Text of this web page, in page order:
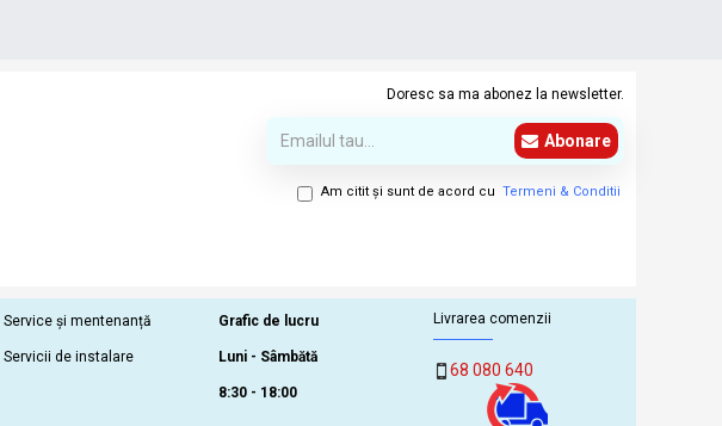
Doresc sa ma abonez la newsletter.
Abonare
Am citit şi sunt de acord cu Termeni & Conditii
Service și mentenanță
Servicii de instalare
Grafic de lucru
Luni - Sâmbătă
8:30 - 18:00
Livrarea comenzii
68 080 640